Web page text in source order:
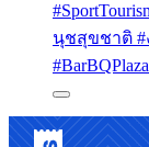
นุชสุขชาติ #